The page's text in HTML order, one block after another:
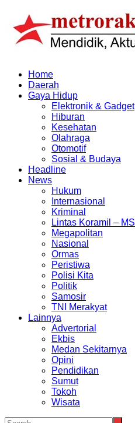
content
Home
Daerah
Gaya Hidup
Elektronik & Gadget
Hiburan
Kesehatan
Olahraga
Otomotif
Sosial & Budaya
Headline
News
Hukum
Internasional
Kriminal
Lintas Koramil – MS
Megapolitan
Nasional
Ormas
Peristiwa
Polisi Kita
Politik
Samosir
TNI Merakyat
Lainnya
Advertorial
Ekbis
Medan Sekitarnya
Opini
Pendidikan
Sumut
Tokoh
Wisata